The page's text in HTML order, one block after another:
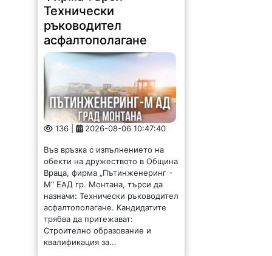
Технически
ръководител
асфалтополагане
136 | 2026-08-06 10:47:40
Във връзка с изпълнението на
обекти на дружеството в Община
Враца, фирма „Пътинженеринг -
М“ ЕАД гр. Монтана, търси да
назначи: Технически ръководител
асфалтополагане. Кандидатите
трябва да притежават:
Строително образование и
квалификация за...